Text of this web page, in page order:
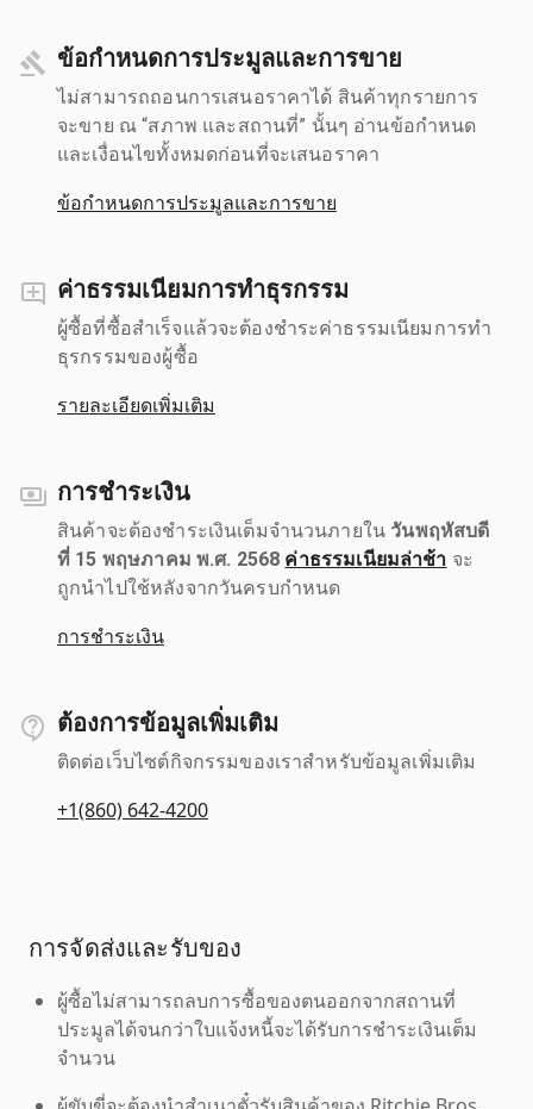
ข้อกำหนดการประมูลและการขาย
ไม่สามารถถอนการเสนอราคาได้ สินค้าทุกรายการ
จะขาย ณ “สภาพ และสถานที่” นั้นๆ อ่านข้อกำหนด
และเงื่อนไขทั้งหมดก่อนที่จะเสนอราคา
ข้อกำหนดการประมูลและการขาย
ค่าธรรมเนียมการทำธุรกรรม
ผู้ซื้อที่ซื้อสำเร็จแล้วจะต้องชำระค่าธรรมเนียมการทำ
ธุรกรรมของผู้ซื้อ
รายละเอียดเพิ่มเติม
การชำระเงิน
สินค้าจะต้องชำระเงินเต็มจำนวนภายใน วันพฤหัสบดี
ที่ 15 พฤษภาคม พ.ศ. 2568 ค่าธรรมเนียมล่าช้า จะ
ถูกนำไปใช้หลังจากวันครบกำหนด
การชำระเงิน
ต้องการข้อมูลเพิ่มเติม
ติดต่อเว็บไซต์กิจกรรมของเราสำหรับข้อมูลเพิ่มเติม
+1(860) 642-4200
การจัดส่งและรับของ
ผู้ซื้อไม่สามารถลบการซื้อของตนออกจากสถานที่
ประมูลได้จนกว่าใบแจ้งหนี้จะได้รับการชำระเงินเต็ม
จำนวน